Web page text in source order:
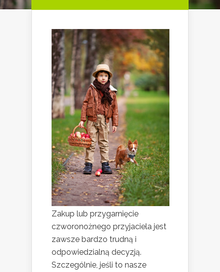
Zakup lub przygarnięcie
czworonożnego przyjaciela jest
zawsze bardzo trudną i
odpowiedzialną decyzją.
Szczególnie, jeśli to nasze